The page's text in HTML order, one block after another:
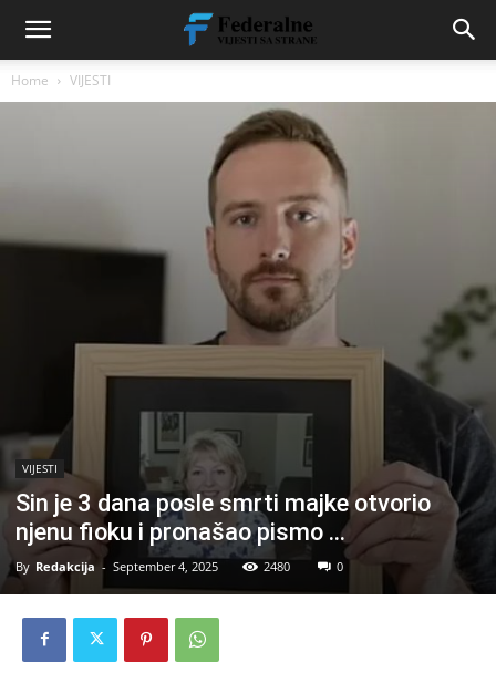
Home VIJESTI
VIJESTI
Sin je 3 dana posle smrti majke otvorio
njenu fioku i pronašao pismo …
By Redakcija - September 4, 2025 2480 0